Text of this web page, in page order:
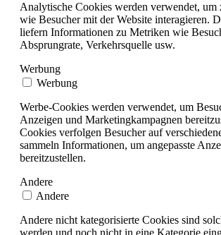
Analytische Cookies werden verwendet, um
wie Besucher mit der Website interagieren.
liefern Informationen zu Metriken wie
Absprungrate, Verkehrsquelle usw.
Werbung
Werbung
Werbe-Cookies werden verwendet, um
Anzeigen und Marketingkampagnen
Cookies verfolgen Besucher auf
sammeln Informationen, um angepasste
bereitzustellen.
Andere
Andere
Andere nicht kategorisierte Cookies sind